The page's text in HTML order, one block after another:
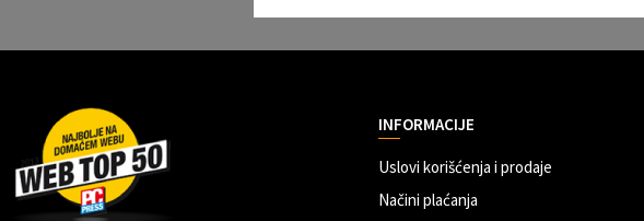
INFORMACIJE
Uslovi korišćenja i prodaje
Načini plaćanja